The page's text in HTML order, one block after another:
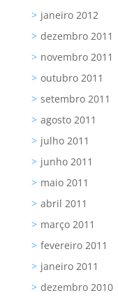
janeiro 2012
dezembro 2011
novembro 2011
outubro 2011
setembro 2011
agosto 2011
julho 2011
junho 2011
maio 2011
abril 2011
março 2011
fevereiro 2011
janeiro 2011
dezembro 2010